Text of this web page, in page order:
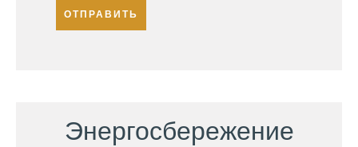
ОТПРАВИТЬ
Энергосбережение